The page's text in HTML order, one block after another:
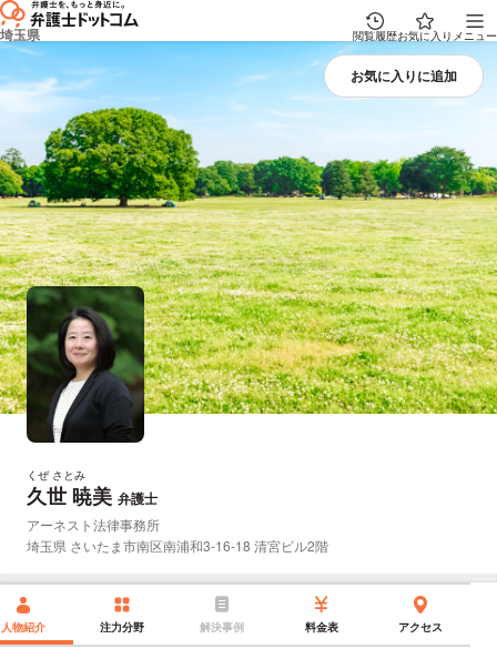
埼玉県 閲覧履歴お気に入り メニュー
くぜ さとみ
久世 暁美 弁護士
所属事務所：
アーネスト法律事務所
所在地：
埼玉県 さいたま市南区南浦和3-16-18 清宮ビル2階
人物紹介 注力分野 解決事例 料金表 アクセス